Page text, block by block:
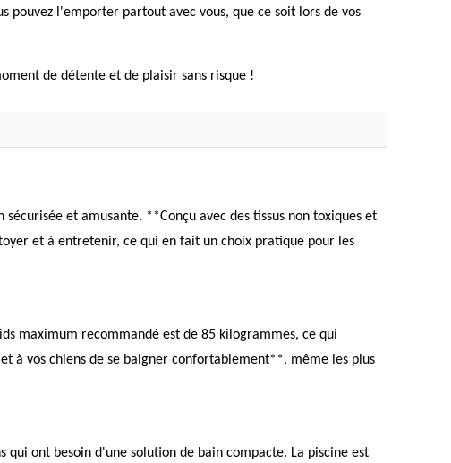
l'emporter partout avec vous, que ce soit lors de vos
de détente et de plaisir sans risque !
et amusante. **Conçu avec des tissus non toxiques et
et à entretenir, ce qui en fait un choix pratique pour les
maximum recommandé est de 85 kilogrammes, ce qui
à vos chiens de se baigner confortablement**, même les plus
ont besoin d'une solution de bain compacte. La piscine est